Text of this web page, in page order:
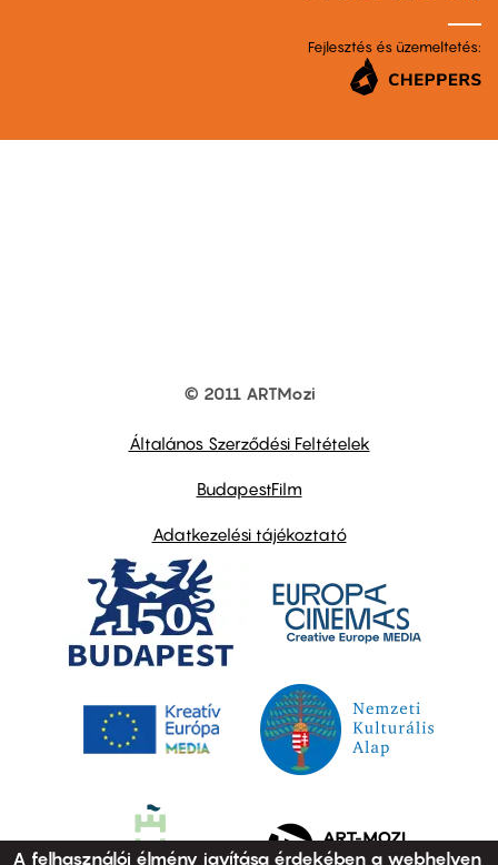
Fejlesztés és üzemeltetés:
© 2011 ARTMozi
Általános Szerződési Feltételek
BudapestFilm
Adatkezelési tájékoztató
A felhasználói élmény javítása érdekében a webhelyen